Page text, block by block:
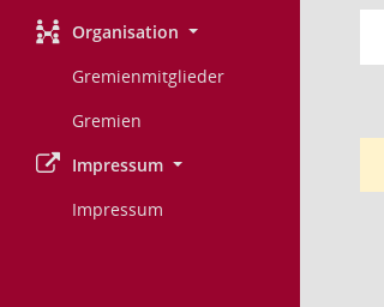
Organisation
Gremienmitglieder
Gremien
Impressum
Impressum